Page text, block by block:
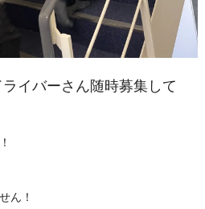
イバーさん随時募集して
ん！